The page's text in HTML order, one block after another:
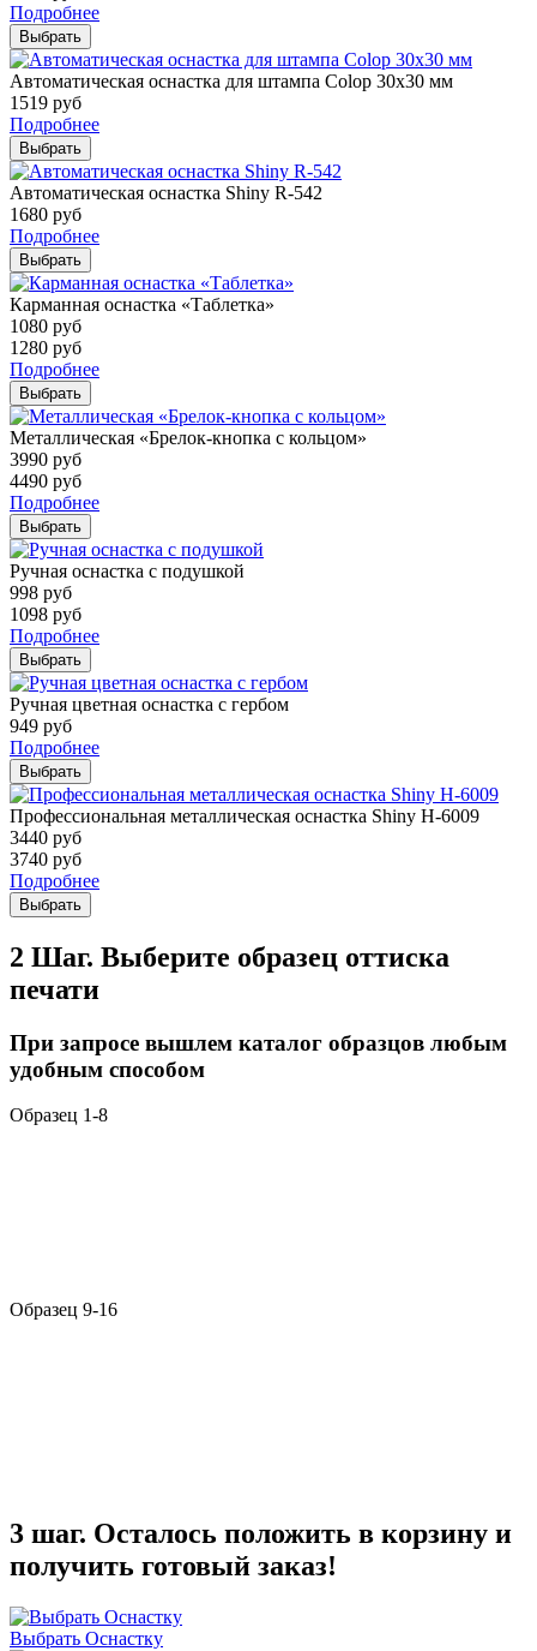
Подробнее
Выбрать
Автоматическая оснастка для штампа Colop 30х30 мм
1519 руб
Подробнее
Выбрать
Автоматическая оснастка Shiny R-542
1680 руб
Подробнее
Выбрать
Карманная оснастка «Таблетка»
1080 руб
1280 руб
Подробнее
Выбрать
Металлическая «Брелок-кнопка с кольцом»
3990 руб
4490 руб
Подробнее
Выбрать
Ручная оснастка с подушкой
998 руб
1098 руб
Подробнее
Выбрать
Ручная цветная оснастка с гербом
949 руб
Подробнее
Выбрать
Профессиональная металлическая оснастка Shiny H-6009
3440 руб
3740 руб
Подробнее
Выбрать
2 Шаг. Выберите образец оттиска
печати
При запросе вышлем каталог образцов любым
удобным способом
Образец 1-8
Образец 9-16
3 шаг. Осталось положить в корзину и
получить готовый заказ!
Выбрать Оснастку